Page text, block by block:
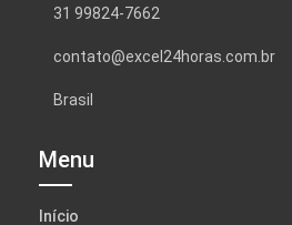
31 99824-7662
contato@excel24horas.com.br
Brasil
Menu
Início